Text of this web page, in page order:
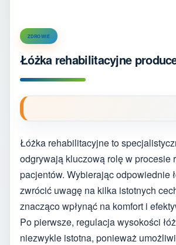
ZDROWIE
Łóżka rehabilitacyjne
Łóżka rehabilitacyjne to
odgrywają kluczową rolę w procesie
pacjentów. Wybierając odpowiednie
zwrócić uwagę na kilka istotnych
znacząco wpłynąć na komfort i
Po pierwsze, regulacja wysokości
niezwykle istotna, ponieważ